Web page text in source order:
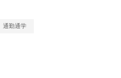
通勤通学